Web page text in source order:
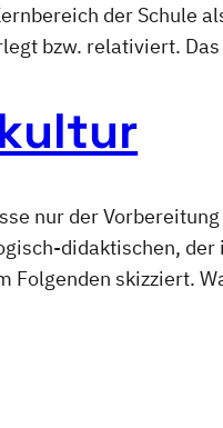
der Schule
bzw. relativiert.
nur der
didaktischen,
Folgenden skizziert.